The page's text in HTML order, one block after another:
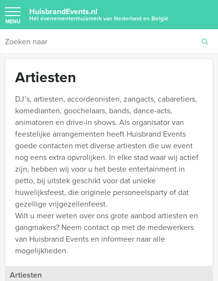
HuisbrandEvents.nl
Hét evenementenhuismerk van Nederland en België
MENU
Artiesten
DJ’s, artiesten, accordeonisten, zangacts, cabaretiers,
komedianten, goochelaars, bands, dance-acts,
animatoren en drive-in shows. Als organisator van
feestelijke arrangementen heeft Huisbrand Events
goede contacten met diverse artiesten die uw event
nog eens extra opvrolijken. In elke stad waar wij actief
zijn, hebben wij voor u het beste entertainment in
petto, bij uitstek geschikt voor dat unieke
huwelijksfeest, die originele personeelsparty of dat
gezellige vrijgezellenfeest.
Wilt u meer weten over ons grote aanbod artiesten en
gangmakers? Neem contact op met de medewerkers
van Huisbrand Events en informeer naar alle
mogelijkheden.
Artiesten